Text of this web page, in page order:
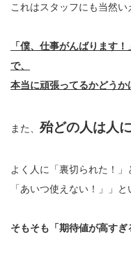
これはスタッフにも当然い
「僕、仕事がんばります
で、
本当に頑張ってるかどうか
また、 殆どの人は人
よく人に「裏切られた！」
「あいつ使えない！」」と
そもそも「期待値が高すぎ